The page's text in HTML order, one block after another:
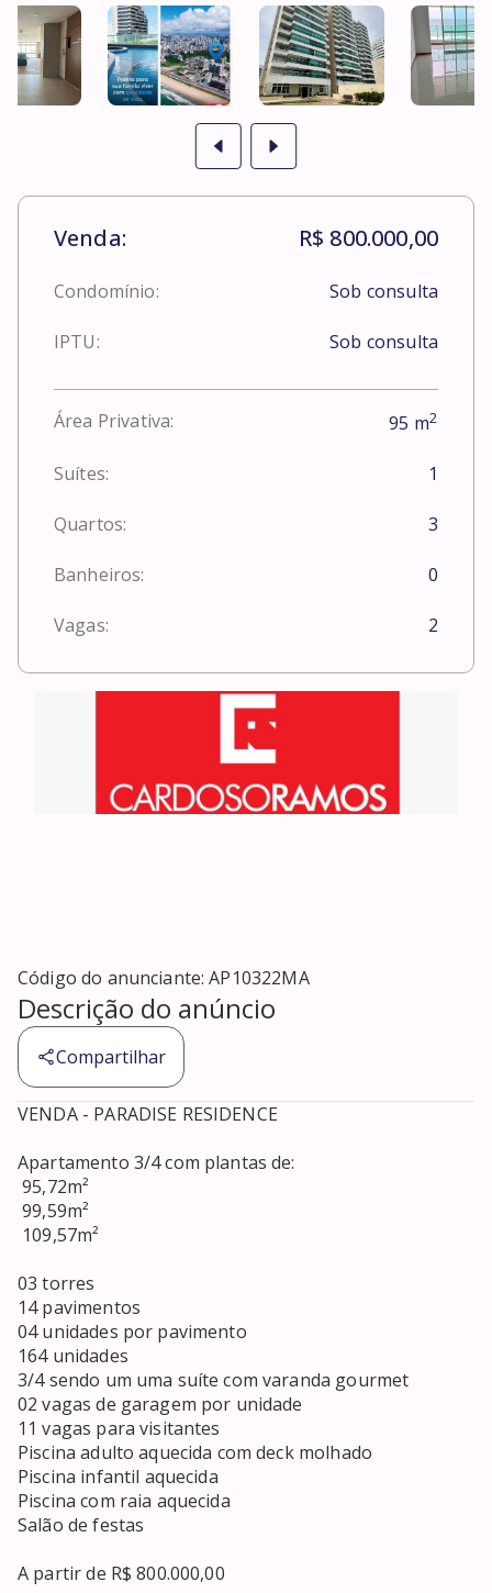
Venda: R$ 800.000,00
Condomínio: Sob consulta
IPTU: Sob consulta
Área Privativa: 95 m2
Suítes: 1
Quartos: 3
Banheiros: 0
Vagas: 2
Código do anunciante:AP10322MA
Descrição do anúncio
Compartilhar
VENDA - PARADISE RESIDENCE
Apartamento 3/4 com plantas de:
95,72m²
99,59m²
03 torres
14 pavimentos
04 unidades por pavimento
164 unidades
3/4 sendo um uma suíte com varanda gourmet
02 vagas de garagem por unidade
11 vagas para visitantes
Piscina adulto aquecida com deck molhado
Piscina infantil aquecida
Piscina com raia aquecida
Salão de festas
A partir de R$ 800.000,00